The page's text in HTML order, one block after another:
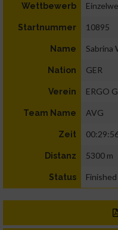
Wettbewerb
Startnummer 10895
Name Sabrina
Nation GER
Verein ERGO
Team Name AVG
Zeit
Distanz 5300 m
Status Finished